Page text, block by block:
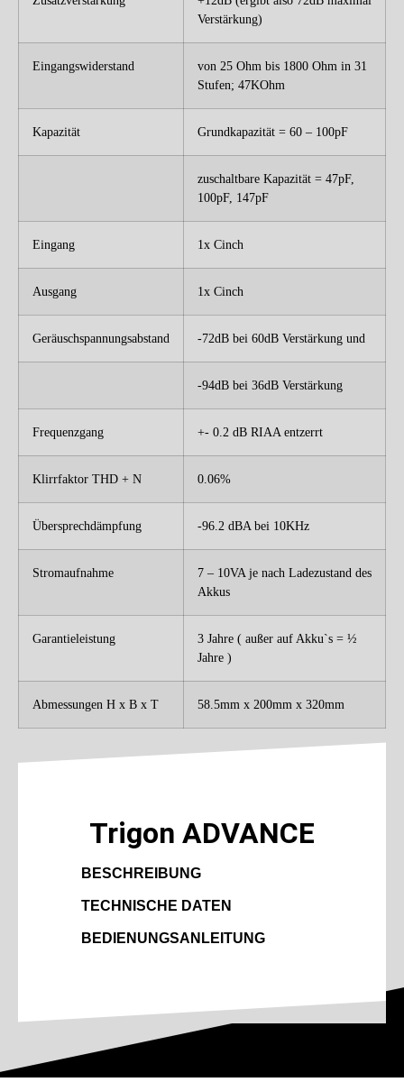
Verstärkung)
Eingangswiderstand
von 25 Ohm bis 1800 Ohm in 31
Stufen; 47KOhm
Kapazität Grundkapazität = 60 – 100pF
zuschaltbare Kapazität = 47pF,
100pF, 147pF
Eingang 1x Cinch
Ausgang 1x Cinch
Geräuschspannungsabstand -72dB bei 60dB Verstärkung und
-94dB bei 36dB Verstärkung
Frequenzgang +- 0.2 dB RIAA entzerrt
Klirrfaktor THD + N 0.06%
Übersprechdämpfung -96.2 dBA bei 10KHz
Stromaufnahme
7 – 10VA je nach Ladezustand des
Akkus
Garantieleistung
3 Jahre ( außer auf Akku`s = ½
Jahre )
Abmessungen H x B x T 58.5mm x 200mm x 320mm
Trigon ADVANCE
BESCHREIBUNG
TECHNISCHE DATEN
BEDIENUNGSANLEITUNG